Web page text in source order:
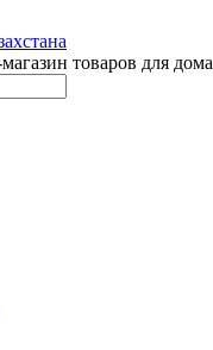
товаров для дома